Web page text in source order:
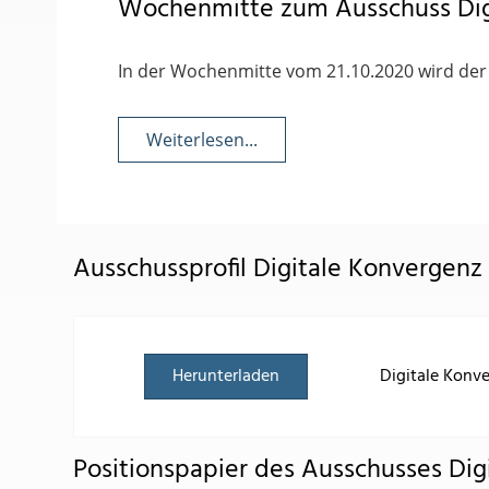
Wochenmitte zum Ausschuss
In der Wochenmitte vom 21.10.2020 wird
Weiterlesen...
Ausschussprofil Digitale Konvergenz
Herunterladen Digitale
Positionspapier des Ausschusses